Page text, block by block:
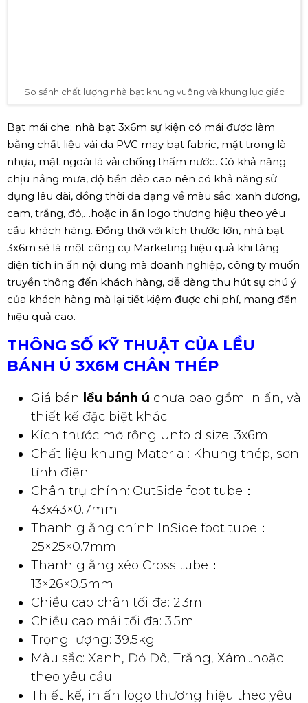
So sánh chất lượng nhà bạt khung vuông và khung lục giác
Bạt mái che: nhà bạt 3x6m sự kiện có mái được làm
bằng chất liệu vải da PVC may bạt fabric, mặt trong là
nhựa, mặt ngoài là vải chống thấm nước. Có khả năng
chịu nắng mưa, độ bền dẻo cao nên có khả năng sử
dụng lâu dài, đồng thời đa dạng về màu sắc: xanh dương,
cam, trắng, đỏ,…hoặc in ấn logo thương hiệu theo yêu
cầu khách hàng. Đồng thời với kích thước lớn, nhà bạt
3x6m sẽ là một công cụ Marketing hiệu quả khi tăng
diện tích in ấn nội dung mà doanh nghiệp, công ty muốn
truyền thông đến khách hàng, dễ dàng thu hút sự chú ý
của khách hàng mà lại tiết kiệm được chi phí, mang đến
hiệu quả cao.
THÔNG SỐ KỸ THUẬT CỦA LỀU
BÁNH Ú 3X6M CHÂN THÉP
Giá bánlều bánh úchưa bao gồm in ấn, và
thiết kế đặc biệt khác
Kích thước mở rộng Unfold size: 3x6m
Chất liệu khung Material: Khung thép, sơn
tĩnh điện
Chân trụ chính: OutSide foot tube：
43x43×0.7mm
Thanh giằng chính InSide foot tube：
25×25×0.7mm
Thanh giằng xéo Cross tube：
13×26×0.5mm
Chiều cao chân tối đa: 2.3m